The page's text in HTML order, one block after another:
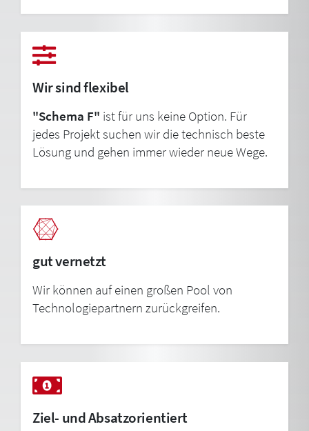
Wir sind flexibel
"Schema F" ist für uns keine Option. Für
jedes Projekt suchen wir die technisch beste
Lösung und gehen immer wieder neue Wege.
gut vernetzt
Wir können auf einen großen Pool von
Technologiepartnern zurückgreifen.
Ziel- und Absatzorientiert